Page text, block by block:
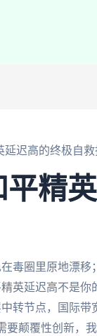
延迟高的终极自救
精
毒圈里原地漂
英延迟高不是你
转节点，国际带
要颠覆性创新，